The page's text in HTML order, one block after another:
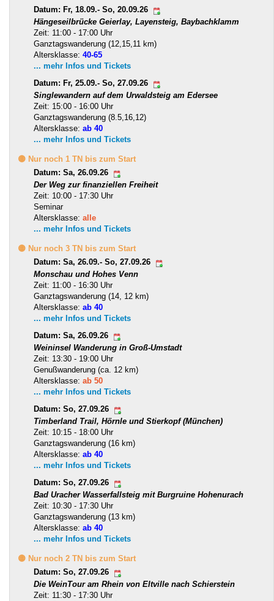
Datum: Fr, 18.09.- So, 20.09.26
Hängeseilbrücke Geierlay, Layensteig, Baybachklamm
Zeit: 11:00 - 17:00 Uhr
Ganztagswanderung (12,15,11 km)
Altersklasse: 40-65
... mehr Infos und Tickets
Datum: Fr, 25.09.- So, 27.09.26
Singlewandern auf dem Urwaldsteig am Edersee
Zeit: 15:00 - 16:00 Uhr
Ganztagswanderung (8.5,16,12)
Altersklasse: ab 40
... mehr Infos und Tickets
🟡 Nur noch 1 TN bis zum Start
Datum: Sa, 26.09.26
Der Weg zur finanziellen Freiheit
Zeit: 10:00 - 17:30 Uhr
Seminar
Altersklasse: alle
... mehr Infos und Tickets
🟡 Nur noch 3 TN bis zum Start
Datum: Sa, 26.09.- So, 27.09.26
Monschau und Hohes Venn
Zeit: 11:00 - 16:30 Uhr
Ganztagswanderung (14, 12 km)
Altersklasse: ab 40
... mehr Infos und Tickets
Datum: Sa, 26.09.26
Weininsel Wanderung in Groß-Umstadt
Zeit: 13:30 - 19:00 Uhr
Genußwanderung (ca. 12 km)
Altersklasse: ab 50
... mehr Infos und Tickets
Datum: So, 27.09.26
Timberland Trail, Hörnle und Stierkopf (München)
Zeit: 10:15 - 18:00 Uhr
Ganztagswanderung (16 km)
Altersklasse: ab 40
... mehr Infos und Tickets
Datum: So, 27.09.26
Bad Uracher Wasserfallsteig mit Burgruine Hohenurach
Zeit: 10:30 - 17:30 Uhr
Ganztagswanderung (13 km)
Altersklasse: ab 40
... mehr Infos und Tickets
🟡 Nur noch 2 TN bis zum Start
Datum: So, 27.09.26
Die WeinTour am Rhein von Eltville nach Schierstein
Zeit: 11:30 - 17:30 Uhr